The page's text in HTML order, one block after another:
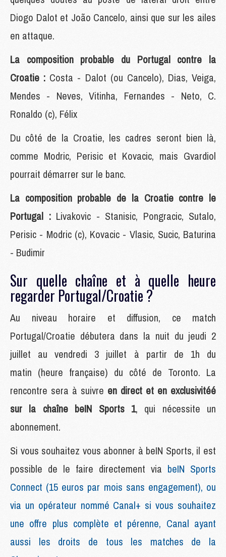
Diogo Dalot et João Cancelo, ainsi que sur les ailes
en attaque.
La composition probable du Portugal contre la
Croatie : Costa - Dalot (ou Cancelo), Dias, Veiga,
Mendes - Neves, Vitinha, Fernandes - Neto, C.
Ronaldo (c), Félix
Du côté de la Croatie, les cadres seront bien là,
comme Modric, Perisic et Kovacic, mais Gvardiol
pourrait démarrer sur le banc.
La composition probable de la Croatie contre le
Portugal : Livakovic - Stanisic, Pongracic, Sutalo,
Perisic - Modric (c), Kovacic - Vlasic, Sucic, Baturina
- Budimir
Sur quelle chaîne et à quelle heure
regarder Portugal/Croatie ?
Au niveau horaire et diffusion, ce match
Portugal/Croatie débutera dans la nuit du jeudi 2
juillet au vendredi 3 juillet à partir de 1h du
matin (heure française) du côté de Toronto. La
rencontre sera à suivre en direct et en exclusivitéé
sur la chaîne beIN Sports 1, qui nécessite un
abonnement.
Si vous souhaitez vous abonner à beIN Sports, il est
possible de le faire directement via beIN Sports
Connect (15 euros par mois sans engagement), ou
via un opérateur nommé Canal+ si vous souhaitez
une offre plus complète et pérenne, Canal ayant
aussi les droits de tous les matches de la